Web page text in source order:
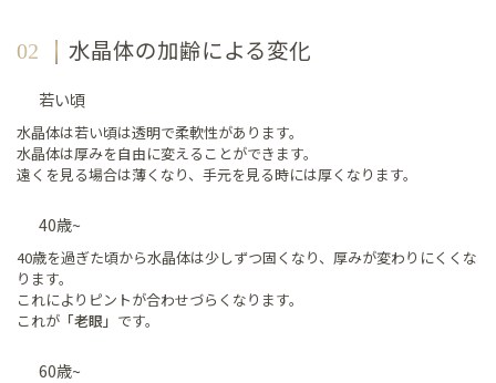
水晶体の加齢による変化
若い頃
水晶体は若い頃は透明で柔軟性があります。
水晶体は厚みを自由に変えることができます。
遠くを見る場合は薄くなり、手元を見る時には厚くなります。
40歳~
40歳を過ぎた頃から水晶体は少しずつ固くなり、厚みが変わりにくくな
ります。
これによりピントが合わせづらくなります。
これが 「老眼」 です。
60歳~